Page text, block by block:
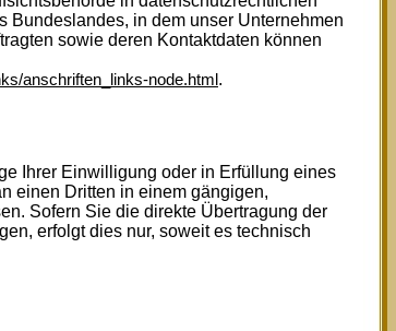
Bundeslandes, in dem unser Unternehmen
sowie deren Kontaktdaten können
anschriften_links-node.html .
Ihrer Einwilligung oder in Erfüllung eines
einen Dritten in einem gängigen,
Sofern Sie die direkte Übertragung der
erfolgt dies nur, soweit es technisch